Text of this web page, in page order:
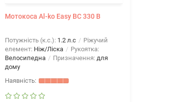
Мотокоса Al-ko Easy BC 330 B
Потужність (к.с.): 1.2 л.с
Ріжучий
елемент: Ніж/Ліска
Рукоятка:
Велосипедна
Призначення: для
дому